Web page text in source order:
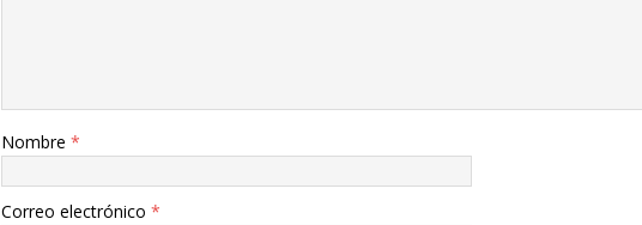
Nombre *
Correo electrónico *